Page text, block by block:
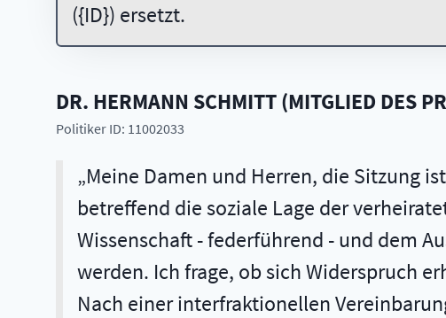
({ID}) ersetzt.
DR. HERMANN SCHMITT(MITGLIED DES
Politiker ID: 11002033
Meine Damen und Herren, die Sitzung
betreffend die soziale Lage der
Wissenschaft - federführend - und dem
werden. Ich frage, ob sich Widerspruch
Nach einer interfraktionellen